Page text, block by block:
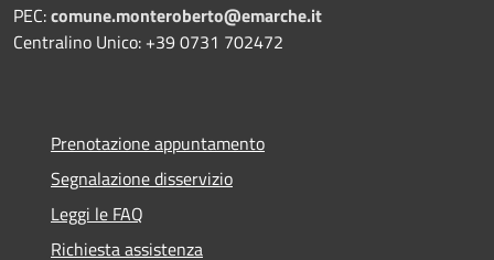
PEC:comune.monteroberto@emarche.it
Centralino Unico: +39 0731 702472
Prenotazione appuntamento
Segnalazione disservizio
Leggi le FAQ
Richiesta assistenza